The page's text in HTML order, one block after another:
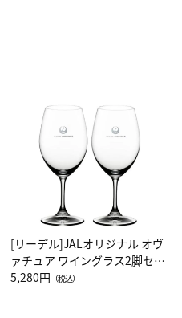
[リーデル]JALオリジナル オヴ
ァチュア ワイングラス2脚セッ
ト（レッドワイン）
5,280円 （税込）